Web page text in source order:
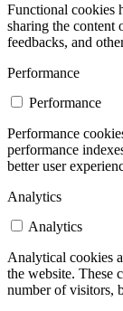
Functional cookies
sharing the content
feedbacks, and
Performance
Performance
Performance
performance
better user
Analytics
Analytics
Analytical cookies
the website. These
number of visitors,